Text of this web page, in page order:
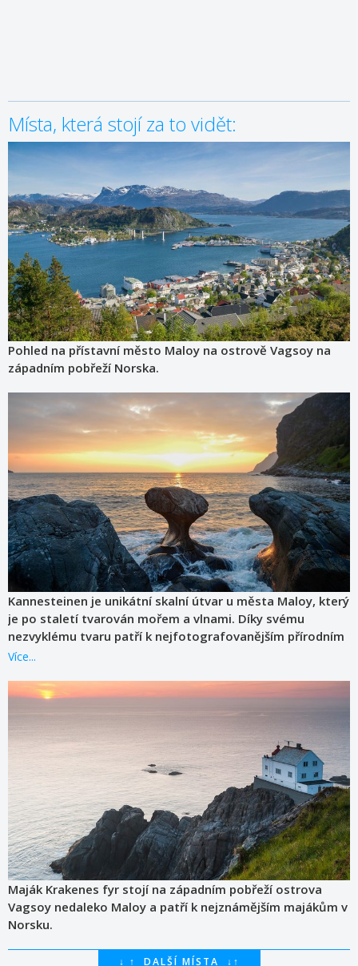
Místa, která stojí za to vidět:
Pohled na přístavní město Maloy na ostrově Vagsoy na
západním pobřeží Norska.
Kannesteinen je unikátní skalní útvar u města Maloy, který
je po staletí tvarován mořem a vlnami. Díky svému
nezvyklému tvaru patří k nejfotografovanějším přírodním
zajímavostem západního Norska.
Více...
Maják Krakenes fyr stojí na západním pobřeží ostrova
Vagsoy nedaleko Maloy a patří k nejznámějším majákům v
Norsku.
↓ ↑ DALŠÍ MÍSTA ↓ ↑